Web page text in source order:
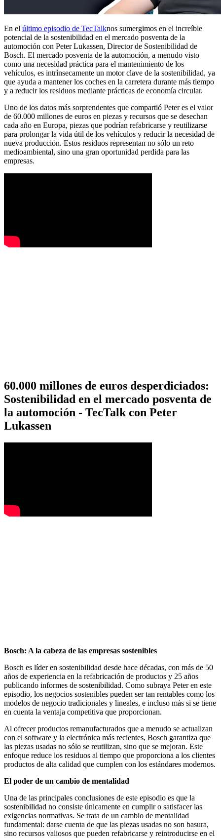
En el último episodio de TecTalknos sumergimos en el increíble
potencial de la sostenibilidad en el mercado posventa de la
automoción con Peter Lukassen, Director de Sostenibilidad de
Bosch. El mercado posventa de la automoción, a menudo visto
como una necesidad práctica para el mantenimiento de los
vehículos, es intrínsecamente un motor clave de la sostenibilidad, ya
que ayuda a mantener los coches en la carretera durante más tiempo
y a reducir los residuos mediante prácticas de economía circular.
Uno de los datos más sorprendentes que compartió Peter es el valor
de 60.000 millones de euros en piezas y recursos que se desechan
cada año en Europa, piezas que podrían refabricarse y reutilizarse
para prolongar la vida útil de los vehículos y reducir la necesidad de
nueva producción. Estos residuos representan no sólo un reto
medioambiental, sino una gran oportunidad perdida para las
empresas.
60.000 millones de euros desperdiciados:
Sostenibilidad en el mercado posventa de
la automoción - TecTalk con Peter
Lukassen
Bosch: A la cabeza de las empresas sostenibles
Bosch es líder en sostenibilidad desde hace décadas, con más de 50
años de experiencia en la refabricación de productos y 25 años
publicando informes de sostenibilidad. Como subraya Peter en este
episodio, los negocios sostenibles pueden ser tan rentables como los
modelos de negocio tradicionales y lineales, e incluso más si se tiene
en cuenta la ventaja competitiva que proporcionan.
Al ofrecer productos remanufacturados que a menudo se actualizan
con el software y la electrónica más recientes, Bosch garantiza que
las piezas usadas no sólo se reutilizan, sino que se mejoran. Este
enfoque reduce los residuos al tiempo que proporciona a los clientes
productos de alta calidad que cumplen con los estándares modernos.
El poder de un cambio de mentalidad
Una de las principales conclusiones de este episodio es que la
sostenibilidad no consiste únicamente en cumplir o satisfacer las
exigencias normativas. Se trata de un cambio de mentalidad
fundamental: darse cuenta de que las piezas usadas no son basura,
sino recursos valiosos que pueden refabricarse y reintroducirse en el